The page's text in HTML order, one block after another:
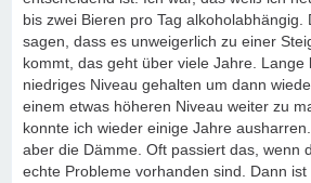
bis zwei Bieren pro Tag alkoholabhängig.
sagen, dass es unweigerlich zu einer
kommt, das geht über viele Jahre. Lange
niedriges Niveau gehalten um dann
einem etwas höheren Niveau weiter zu
konnte ich wieder einige Jahre
aber die Dämme. Oft passiert das, wenn
echte Probleme vorhanden sind. Dann